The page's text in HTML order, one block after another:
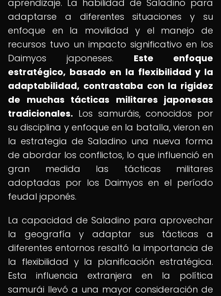
aprendizaje. La habilidad de Saladino para
adaptarse a diferentes situaciones y su
enfoque en la movilidad y el manejo de
recursos tuvo un impacto significativo en los
Daimyos japoneses. Este enfoque
estratégico, basado en la flexibilidad y la
adaptabilidad, contrastaba con la rigidez
de muchas tácticas militares japonesas
tradicionales. Los samuráis, conocidos por
su disciplina y enfoque en la batalla, vieron en
la estrategia de Saladino una nueva forma
de abordar los conflictos, lo que influenció en
gran medida las tácticas militares
adoptadas por los Daimyos en el período
feudal japonés.
La capacidad de Saladino para aprovechar
la geografía y adaptar sus tácticas a
diferentes entornos resaltó la importancia de
la flexibilidad y la planificación estratégica.
Esta influencia extranjera en la política
samurái llevó a una mayor consideración de